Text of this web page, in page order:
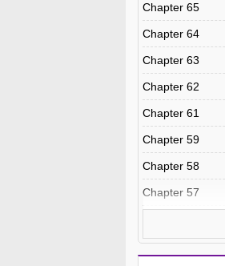
Chapter 65
Chapter 64
Chapter 63
Chapter 62
Chapter 61
Chapter 59
Chapter 58
Chapter 57
Chapter 55